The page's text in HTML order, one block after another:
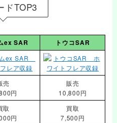
ドTOP3
ex SAR トウコSAR
売
円
販売
10,800円
取
円
買取
7,500円